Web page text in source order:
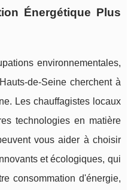
Énergétique Plus
environnementales,
de-Seine cherchent à
Les chauffagistes locaux
technologies en matière
vous aider à choisir
et écologiques, qui
consommation d'énergie,